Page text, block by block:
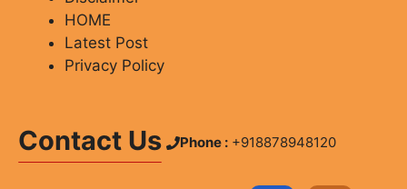
HOME
Latest Post
Privacy Policy
Contact Us Phone : +918878948120